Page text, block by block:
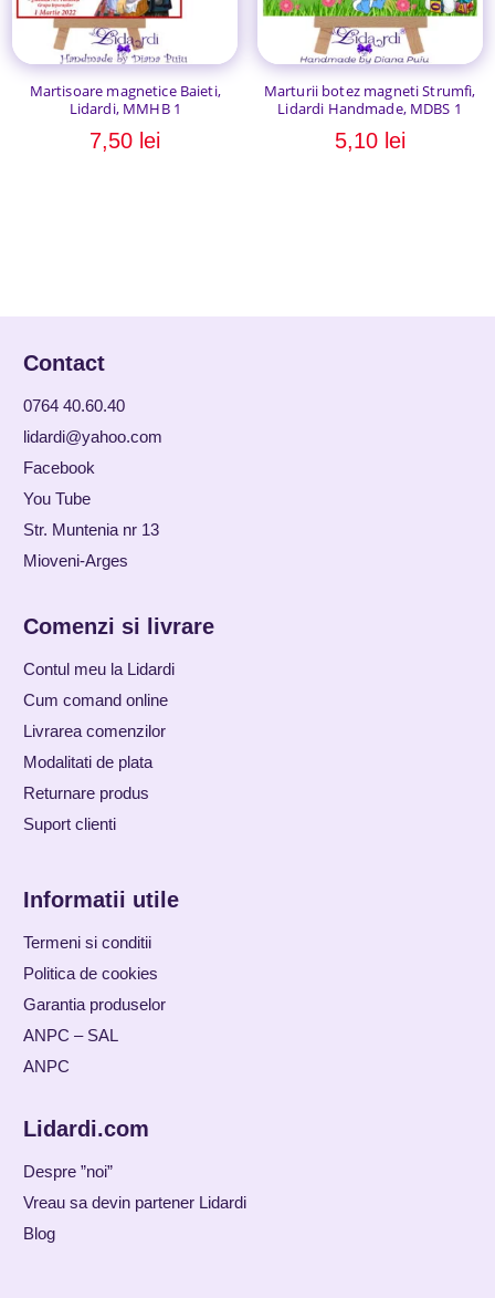
Martisoare magnetice Baieti,
Lidardi, MMHB 1
7,50 lei
Marturii botez magneti Strumfi,
Lidardi Handmade, MDBS 1
5,10 lei
Contact
0764 40.60.40
lidardi@yahoo.com
Facebook
You Tube
Str. Muntenia nr 13
Mioveni-Arges
Comenzi si livrare
Contul meu la Lidardi
Cum comand online
Livrarea comenzilor
Modalitati de plata
Returnare produs
Suport clienti
Informatii utile
Termeni si conditii
Politica de cookies
Garantia produselor
ANPC – SAL
ANPC
Lidardi.com
Despre ”noi”
Vreau sa devin partener Lidardi
Blog